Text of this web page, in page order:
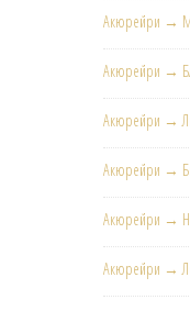
Акюрейри →
Акюрейри →
Акюрейри →
Акюрейри →
Акюрейри →
Акюрейри →